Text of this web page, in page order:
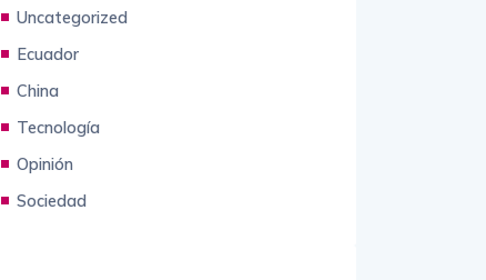
Uncategorized
Ecuador
China
Tecnología
Opinión
Sociedad